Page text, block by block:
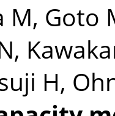
M, Goto
H,